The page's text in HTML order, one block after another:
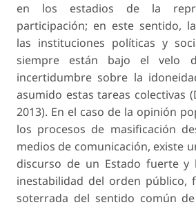
en los estadios de la
participación; en este sentido,
las instituciones políticas y
siempre están bajo el velo
incertidumbre sobre la
asumido estas tareas colectivas
2013). En el caso de la opinión
los procesos de masificación
medios de comunicación, existe
discurso de un Estado fuerte y
inestabilidad del orden público,
soterrada del sentido común